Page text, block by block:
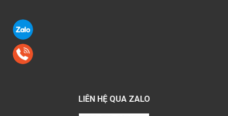
LIÊN HỆ QUA ZALO